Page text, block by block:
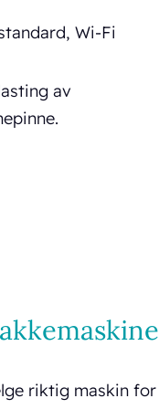
Wi-Fi
av
riktig maskin for